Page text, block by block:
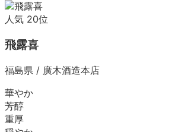
人気 20位
飛露喜
福島県 / 廣木酒造本店
華やか
芳醇
重厚